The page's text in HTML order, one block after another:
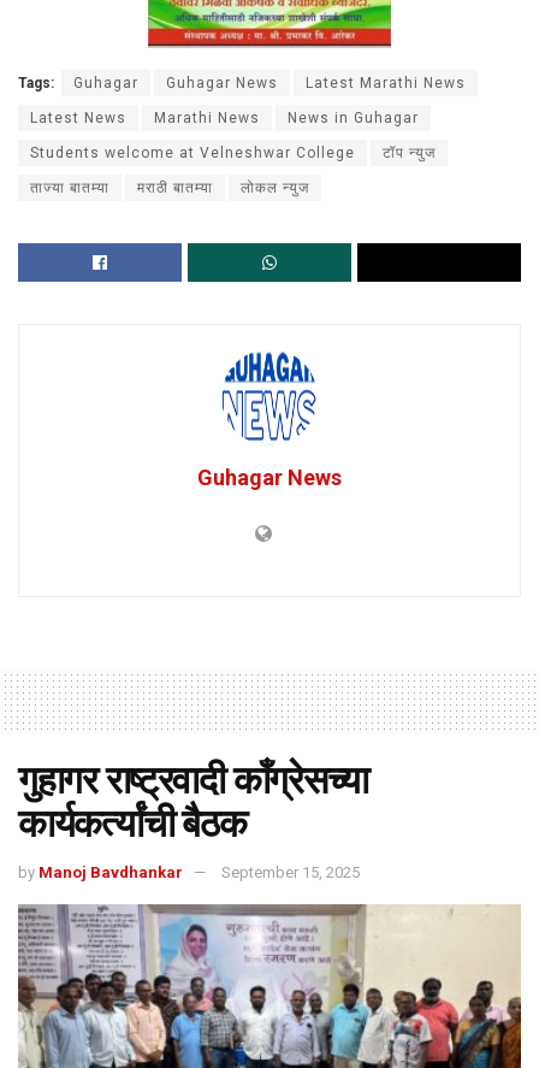
Tags: Guhagar Guhagar News Latest Marathi News
Latest News Marathi News News in Guhagar
Students welcome at Velneshwar College टॉप न्युज
ताज्या बातम्या मराठी बातम्या लोकल न्युज
Guhagar News
गुहागर राष्ट्रवादी काँग्रेसच्या
कार्यकर्त्यांची बैठक
by Manoj Bavdhankar September 15, 2025